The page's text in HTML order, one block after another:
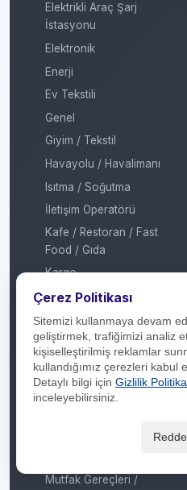
Elektrikli Araç Şarj
İstasyonu
Elektronik
Enerji
Ev Tekstili
Genel
Giyim / Tekstil
Havayolu / Havalimanı
Isıtma / Soğutma
İletişim Operatörü
Kafe / Restoran / Fast
Food / Gıda
Kargo
Konaklama
Kozmetik / Kişisel Bakım
Kripto Platformu
Kuru Temizleme
Kültür / Sanat
Mutfak Gereçleri /
Çerez Politikası
Sitemizi kullanmaya devam
geliştirmek, trafiğimizi analiz
kişiselleştirilmiş reklamlar
kullandığımız çerezleri kabul
Detaylı bilgi için Gizlilik
inceleyebilirsiniz.